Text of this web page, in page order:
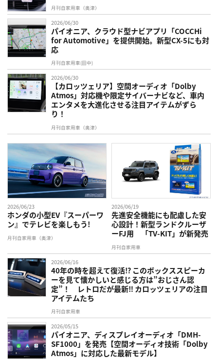
月刊自家用車（奥津）
2026/06/30
パイオニア、クラウド型ナビアプリ「COCCHi
for Automotive」を提供開始。新型CX-5にも対
応
月刊自家用車(田中)
2026/06/30
【カロッツェリア】空間オーディオ「Dolby
Atmos」対応機や限定サイバーナビなど、車内
エンタメを大進化させる注目アイテムがずら
り！
月刊自家用車（奥津）
2026/06/23
ホンダの小型EV『スーパーワ
ン』でテレビを楽しもう!
月刊自家用車（奥津）
2026/06/19
先進安全機能にも配慮した安
心設計！新型ランドクルーザ
ーFJ用 「TV-KIT」が新発売
月刊自家用車
2026/06/16
40年の時を超えて復活⁉︎ このボックススピーカ
ーを見て懐かしいと感じる方は”おじさん認
定”！ レトロだが最新‼︎ カロッツェリアの注目
アイテムたち
月刊自家用車
2026/05/15
パイオニア、ディスプレイオーディオ「DMH-
SF1000」を発売【空間オーディオ技術「Dolby
Atmos」に対応した最新モデル】